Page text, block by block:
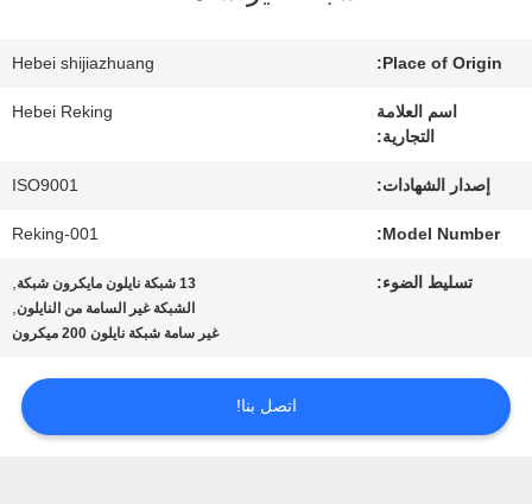
المعمل
الجودة
اتصل
أخبار
Place of Origin:
Hebei shijiazhuang
اسم العلامة
التجارية:
Hebei Reking
إصدار الشهادات: ISO9001
Model Number:
Reking-001
تسليط الضوء: 13 شبكة نايلون مايكرون شبكة ,
الشبكة غير السامة من النايلون,
غير سامة شبكة نايلون 200 ميكرون
اتصل بنا!